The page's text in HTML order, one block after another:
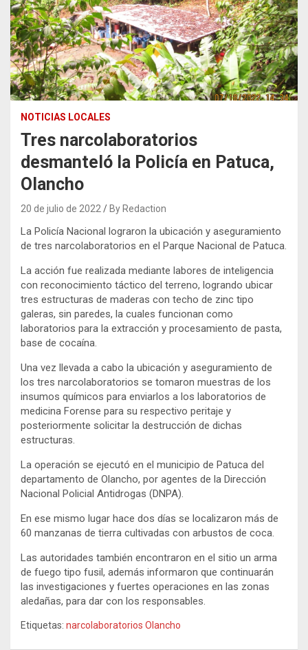
NOTICIAS LOCALES
Tres narcolaboratorios
desmanteló la Policía en Patuca,
Olancho
20 de julio de 2022 By Redaction
La Policía Nacional lograron la ubicación y aseguramiento
de tres narcolaboratorios en el Parque Nacional de Patuca.
La acción fue realizada mediante labores de inteligencia
con reconocimiento táctico del terreno, logrando ubicar
tres estructuras de maderas con techo de zinc tipo
galeras, sin paredes, la cuales funcionan como
laboratorios para la extracción y procesamiento de pasta,
base de cocaína.
Una vez llevada a cabo la ubicación y aseguramiento de
los tres narcolaboratorios se tomaron muestras de los
insumos químicos para enviarlos a los laboratorios de
medicina Forense para su respectivo peritaje y
posteriormente solicitar la destrucción de dichas
estructuras.
La operación se ejecutó en el municipio de Patuca del
departamento de Olancho, por agentes de la Dirección
Nacional Policial Antidrogas (DNPA).
En ese mismo lugar hace dos días se localizaron más de
60 manzanas de tierra cultivadas con arbustos de coca.
Las autoridades también encontraron en el sitio un arma
de fuego tipo fusil, además informaron que continuarán
las investigaciones y fuertes operaciones en las zonas
aledañas, para dar con los responsables.
Etiquetas: narcolaboratorios Olancho